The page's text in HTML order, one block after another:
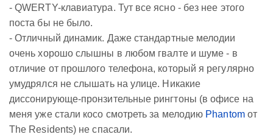
- QWERTY-клавиатура. Тут все ясно - без нее этого
поста бы не было.
- Отличный динамик. Даже стандартные мелодии
очень хорошо слышны в любом гвалте и шуме - в
отличие от прошлого телефона, который я регулярно
умудрялся не слышать на улице. Никакие
диссонирующе-пронзительные рингтоны (в офисе на
меня уже стали косо смотреть за мелодию Phantomот
The Residents) не спасали.